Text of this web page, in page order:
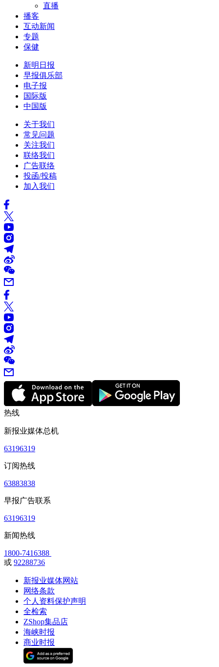
直播
播客
互动新闻
专题
保健
新明日报
早报俱乐部
电子报
国际版
中国版
关于我们
常见问题
关注我们
联络我们
广告联络
投函/投稿
加入我们
热线
新报业媒体总机
63196319
订阅热线
63883838
早报广告联系
63196319
新闻热线
1800-7416388
或 92288736
新报业媒体网站
网络条款
个人资料保护声明
全检索
ZShop集品店
海峡时报
商业时报